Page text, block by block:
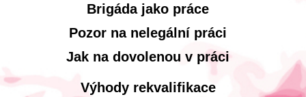
Brigáda jako práce
Pozor na nelegální práci
Jak na dovolenou v práci
Výhody rekvalifikace